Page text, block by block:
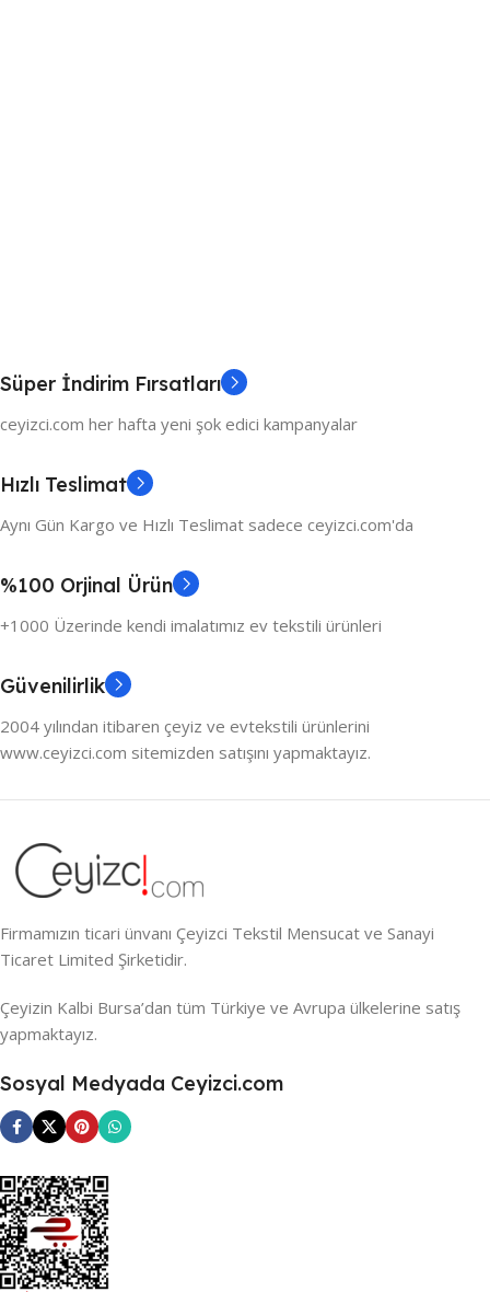
Süper İndirim Fırsatları
ceyizci.com her hafta yeni şok edici kampanyalar
Hızlı Teslimat
Aynı Gün Kargo ve Hızlı Teslimat sadece ceyizci.com'da
%100 Orjinal Ürün
+1000 Üzerinde kendi imalatımız ev tekstili ürünleri
Güvenilirlik
2004 yılından itibaren çeyiz ve evtekstili ürünlerini
www.ceyizci.com sitemizden satışını yapmaktayız.
Firmamızın ticari ünvanı Çeyizci Tekstil Mensucat ve Sanayi
Ticaret Limited Şirketidir.
Çeyizin Kalbi Bursa’dan tüm Türkiye ve Avrupa ülkelerine satış
yapmaktayız.
Sosyal Medyada Ceyizci.com